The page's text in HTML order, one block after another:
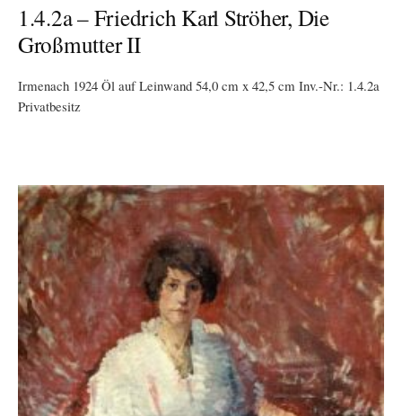
1.4.2a – Friedrich Karl Ströher, Die
Großmutter II
Irmenach 1924 Öl auf Leinwand 54,0 cm x 42,5 cm Inv.-Nr.: 1.4.2a
Privatbesitz